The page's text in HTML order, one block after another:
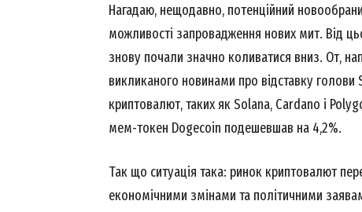
Magazine
Нагадаю, нещодавно, потенційний
можливості запровадження нових мит. Від
знову почали значно коливатися вниз. От,
викликаного новинами про відставку голови
криптовалют, таких як Solana, Cardano і
мем-токен Dogecoin подешевшав на 4,2%.
Так що ситуація така: ринок криптовалют
економічними змінами та політичними